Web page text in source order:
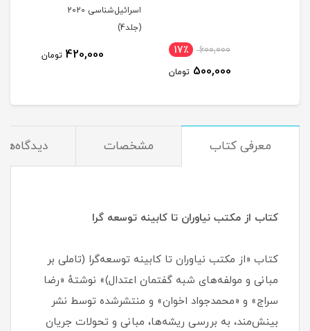
600,000 17٪
500,000 تومان
اسرائیل‌شناسی 2020
(جلد4)
420,000 تومان
معرفی کتاب مشخصات دیدگاه‌ها
کتاب از مکتب نیاوران تا کابینه توسعه گرا
کتاب «از مکتب نیاوران تا کابینه توسعه‌گرا (تاملی بر
مبانی و مولفه‌های شبه گفتمان اعتدال)» نوشتهٔ «رضا
سراج» و «محمدجواد اخوان» و منتشرشده توسط نشر
بینش‌مند، به بررسی ریشه‌ها، مبانی و تحولات جریان